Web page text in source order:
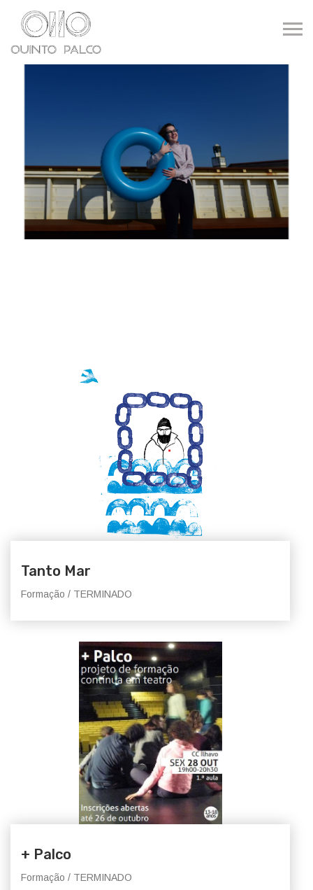
Tanto Mar
Formação / TERMINADO
+ Palco
Formação / TERMINADO